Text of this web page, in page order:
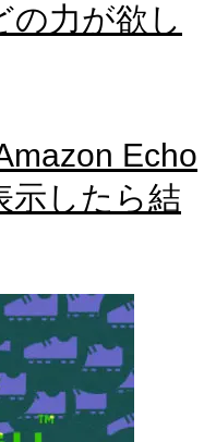
の力が欲し
Echo
示したら結